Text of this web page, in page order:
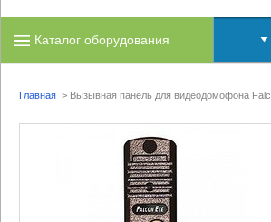
Каталог оборудования
Главная > Вызывная панель для видеодомофона